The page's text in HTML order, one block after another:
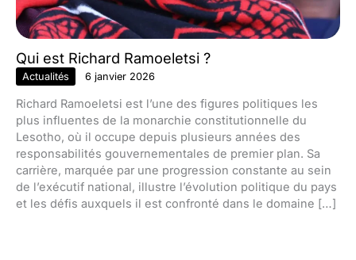
Qui est Richard Ramoeletsi ?
Actualités 6 janvier 2026
Richard Ramoeletsi est l’une des figures politiques les
plus influentes de la monarchie constitutionnelle du
Lesotho, où il occupe depuis plusieurs années des
responsabilités gouvernementales de premier plan. Sa
carrière, marquée par une progression constante au sein
de l’exécutif national, illustre l’évolution politique du pays
et les défis auxquels il est confronté dans le domaine […]